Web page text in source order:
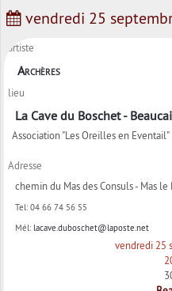
vendredi 25
artiste
Archères
lieu
La Cave du Boschet -
Association "Les Oreilles en Eventail"
Adresse
chemin du Mas des Consuls - Mas
Tel: 04 66 74 56 55
Mél: lacave.duboschet@laposte.net
vendredi 25